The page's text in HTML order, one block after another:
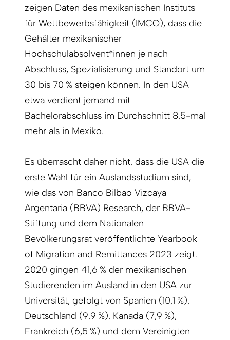
zeigen Daten des mexikanischen Instituts
für Wettbewerbsfähigkeit (IMCO), dass die
Gehälter mexikanischer
Hochschulabsolvent*innen je nach
Abschluss, Spezialisierung und Standort um
30 bis 70 % steigen können. In den USA
etwa verdient jemand mit
Bachelorabschluss im Durchschnitt 8,5-mal
mehr als in Mexiko.
Es überrascht daher nicht, dass die USA die
erste Wahl für ein Auslandsstudium sind,
wie das von Banco Bilbao Vizcaya
Argentaria (BBVA) Research, der BBVA-
Stiftung und dem Nationalen
Bevölkerungsrat veröffentlichte Yearbook
of Migration and Remittances 2023 zeigt.
2020 gingen 41,6 % der mexikanischen
Studierenden im Ausland in den USA zur
Universität, gefolgt von Spanien (10,1 %),
Deutschland (9,9 %), Kanada (7,9 %),
Frankreich (6,5 %) und dem Vereinigten